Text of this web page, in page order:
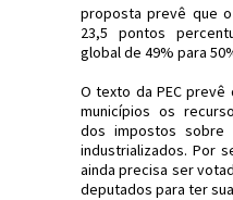
proposta prevê que
23,5 pontos
global de 49% para
O texto da PEC prevê
municípios os
dos impostos
industrializados. Por
ainda precisa ser
deputados para ter